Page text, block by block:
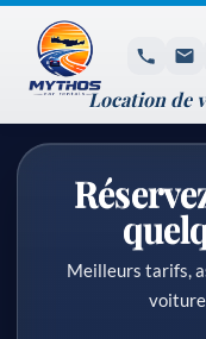
Meilleurs tarifs,
Location de